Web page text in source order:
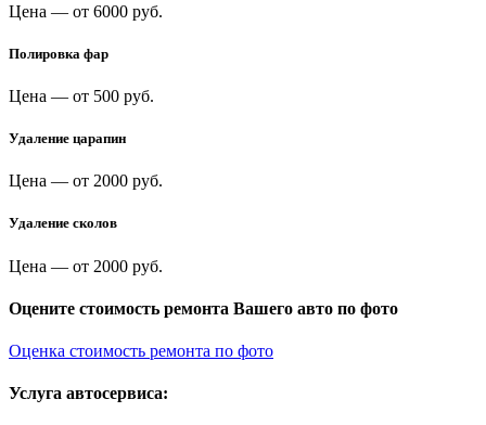
Цена — от 6000 руб.
Полировка фар
Цена — от 500 руб.
Удаление царапин
Цена — от 2000 руб.
Удаление сколов
Цена — от 2000 руб.
Оцените стоимость ремонта Вашего авто по фото
Оценка стоимость ремонта по фото
Услуга автосервиса: